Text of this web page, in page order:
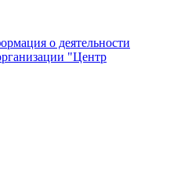
о деятельности
"Центр